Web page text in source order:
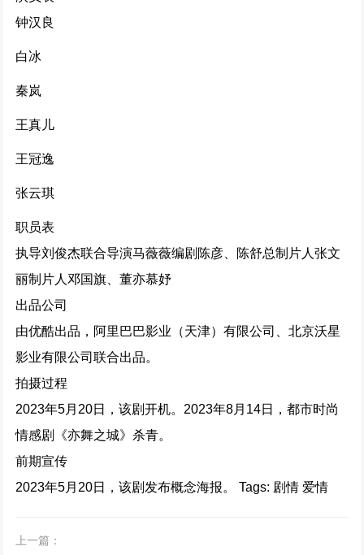
钟汉良
白冰
秦岚
王真儿
王冠逸
张云琪
职员表
执导刘俊杰联合导演马薇薇编剧 陈彦 、陈舒总制片人张文
丽制片人邓国旗、董亦慕妤
出品公司
由优酷出品， 阿里巴巴影业 （天津）有限公司、北京沃星
影业有限公司联合出品。
拍摄过程
2023年5月20日，该剧开机。 2023年8月14日，都市时尚
情感剧《亦舞之城》杀青。
前期宣传
2023年5月20日，该剧发布概念海报。
Tags: 剧情 爱情
上一篇：